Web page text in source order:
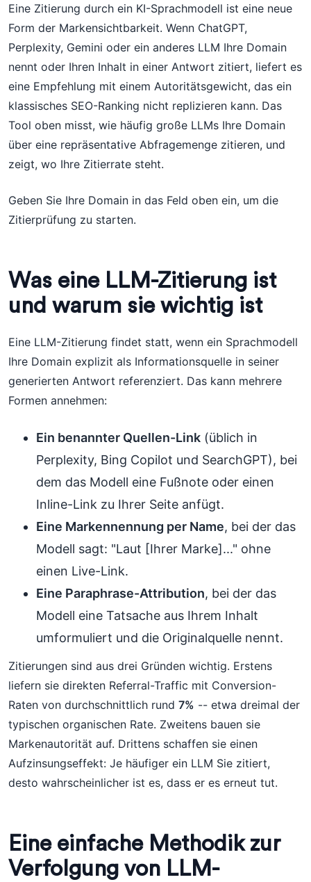
Eine Zitierung durch ein KI-Sprachmodell ist eine neue
Form der Markensichtbarkeit. Wenn ChatGPT,
Perplexity, Gemini oder ein anderes LLM Ihre Domain
nennt oder Ihren Inhalt in einer Antwort zitiert, liefert es
eine Empfehlung mit einem Autoritätsgewicht, das ein
klassisches SEO-Ranking nicht replizieren kann. Das
Tool oben misst, wie häufig große LLMs Ihre Domain
über eine repräsentative Abfragemenge zitieren, und
zeigt, wo Ihre Zitierrate steht.
Geben Sie Ihre Domain in das Feld oben ein, um die
Zitierprüfung zu starten.
Was eine LLM-Zitierung ist
und warum sie wichtig ist
Eine LLM-Zitierung findet statt, wenn ein Sprachmodell
Ihre Domain explizit als Informationsquelle in seiner
generierten Antwort referenziert. Das kann mehrere
Formen annehmen:
Ein benannter Quellen-Link (üblich in
Perplexity, Bing Copilot und SearchGPT), bei
dem das Modell eine Fußnote oder einen
Inline-Link zu Ihrer Seite anfügt.
Eine Markennennung per Name, bei der das
Modell sagt: "Laut [Ihrer Marke]..." ohne
einen Live-Link.
Eine Paraphrase-Attribution, bei der das
Modell eine Tatsache aus Ihrem Inhalt
umformuliert und die Originalquelle nennt.
Zitierungen sind aus drei Gründen wichtig. Erstens
liefern sie direkten Referral-Traffic mit Conversion-
Raten von durchschnittlich rund 7% -- etwa dreimal der
typischen organischen Rate. Zweitens bauen sie
Markenautorität auf. Drittens schaffen sie einen
Aufzinsungseffekt: Je häufiger ein LLM Sie zitiert,
desto wahrscheinlicher ist es, dass er es erneut tut.
Eine einfache Methodik zur
Verfolgung von LLM-